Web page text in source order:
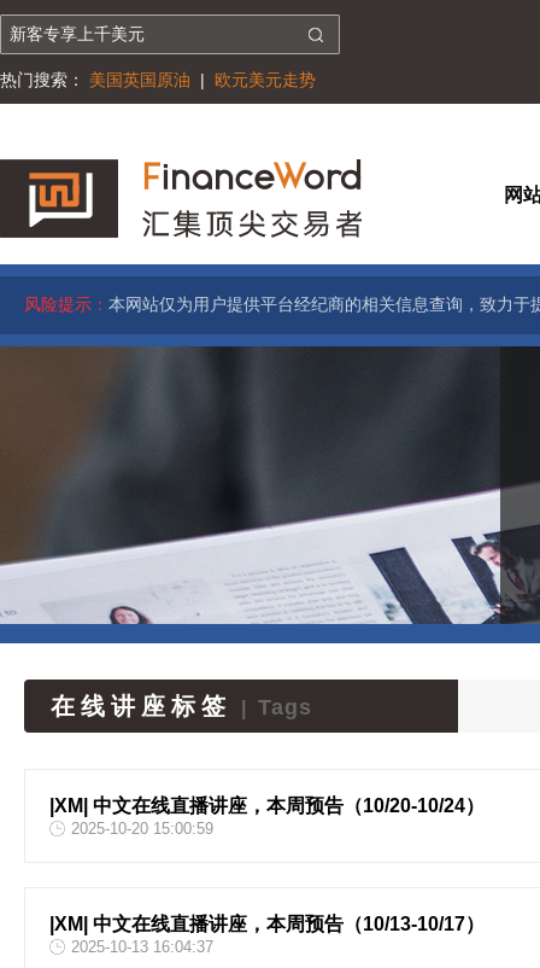
热门搜索： 美国英国原油 | 欧元美元走势
网
风险提示： 本网站仅为用户提供平台经纪商的相关信息查询，致力
在线讲座标签 Tags
|XM| 中文在线直播讲座，本周预告（10/20-10/24）
2025-10-20 15:00:59
|XM| 中文在线直播讲座，本周预告（10/13-10/17）
2025-10-13 16:04:37